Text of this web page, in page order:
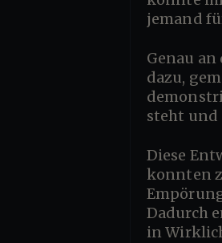
jemand
Genau an dieser Stelle verändert sich die Funktion öffentlicher Diskussionen. Sie dienen immer seltener
dazu,
steht
Diese Entwicklung beschreiben inzwischen zahlreiche sozialwissenschaftliche Arbeiten. Forschende
konnten
Dadurch
in